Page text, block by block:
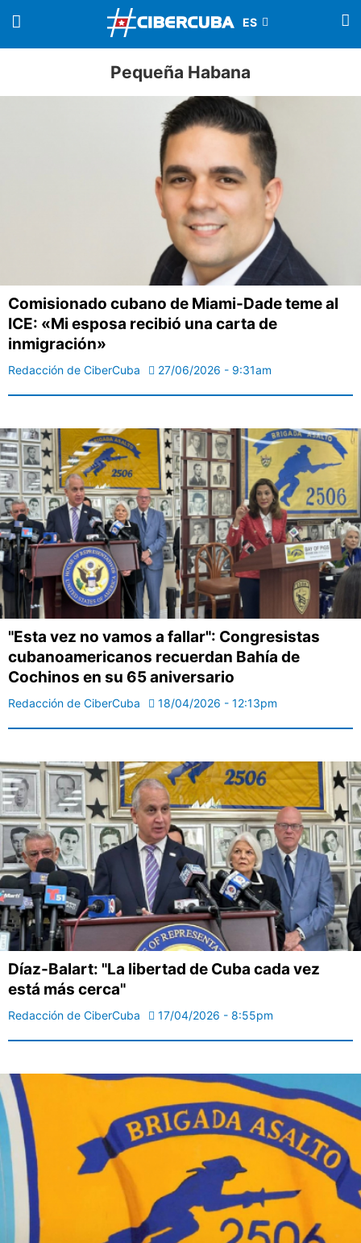
Pequeña Habana
Comisionado cubano de Miami-Dade teme al
ICE: «Mi esposa recibió una carta de
inmigración»
Redacción de CiberCuba 27/06/2026 - 9:31am
"Esta vez no vamos a fallar": Congresistas
cubanoamericanos recuerdan Bahía de
Cochinos en su 65 aniversario
Redacción de CiberCuba 18/04/2026 - 12:13pm
Díaz-Balart: "La libertad de Cuba cada vez
está más cerca"
Redacción de CiberCuba 17/04/2026 - 8:55pm